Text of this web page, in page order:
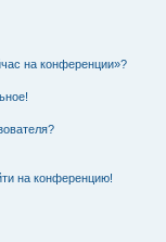
на конференции»?
на конференцию!